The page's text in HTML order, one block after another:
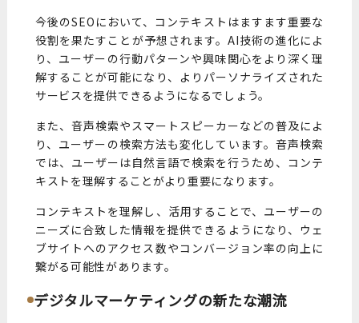
今後のSEOにおいて、コンテキストはますます重要な
役割を果たすことが予想されます。AI技術の進化によ
り、ユーザーの行動パターンや興味関心をより深く理
解することが可能になり、よりパーソナライズされた
サービスを提供できるようになるでしょう。
また、音声検索やスマートスピーカーなどの普及によ
り、ユーザーの検索方法も変化しています。音声検索
では、ユーザーは自然言語で検索を行うため、コンテ
キストを理解することがより重要になります。
コンテキストを理解し、活用することで、ユーザーの
ニーズに合致した情報を提供できるようになり、ウェ
ブサイトへのアクセス数やコンバージョン率の向上に
繋がる可能性があります。
デジタルマーケティングの新たな潮流